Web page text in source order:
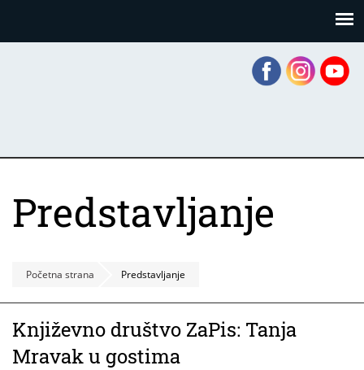
Predstavljanje
Početna strana Predstavljanje
Književno društvo ZaPis: Tanja
Mravak u gostima